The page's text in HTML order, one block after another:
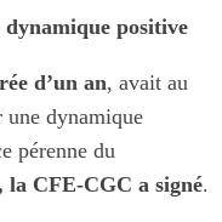
positive
d’un an, avait au
dynamique
pérenne du
la CFE-CGC a signé.